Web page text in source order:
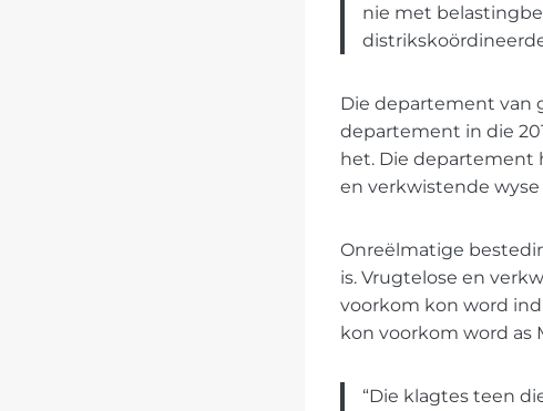
nie met
Die departement van
departement in die
het. Die departement
en verkwistende wyse
Onreëlmatige
is. Vrugtelose en
voorkom kon word
kon voorkom word as
“Die klagtes teen